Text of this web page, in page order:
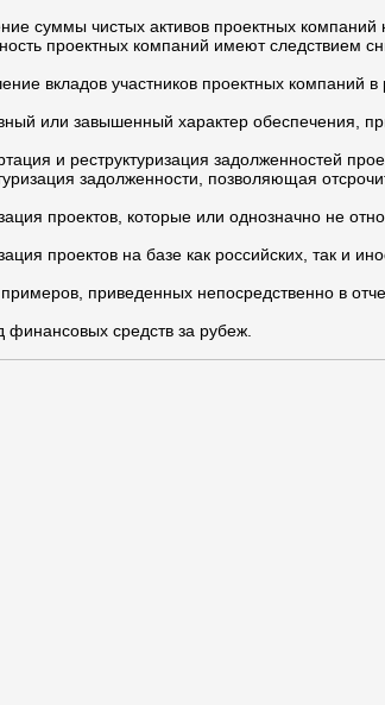
суммы чистых активов проектных компаний
проектных компаний имеют следствием
вкладов участников проектных компаний
или завышенный характер обеспечения,
и реструктуризация задолженностей
задолженности, позволяющая
проектов, которые или однозначно не
проектов на базе как российских, так и
приведенных непосредственно в
финансовых средств за рубеж.